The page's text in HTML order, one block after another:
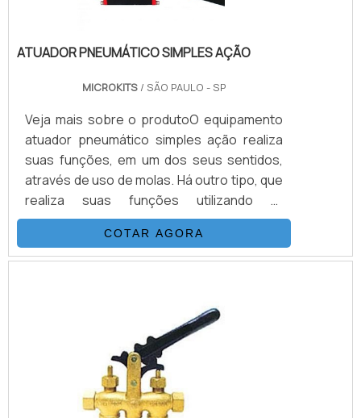
ATUADOR PNEUMÁTICO SIMPLES AÇÃO
MICROKITS/ SÃO PAULO - SP
Veja mais sobre o produtoO equipamento
atuador pneumático simples ação realiza
suas funções, em um dos seus sentidos,
através de uso de molas. Há outro tipo, que
realiza suas funções utilizando ar
comprimido que tem de vencer o torque da
válvula mais a força das molas. Quanto mais
as molas de ar comprimido necessitará
do atuador pneumático simples açãoO
atuador pneumático simples ação pode ser
usado em vários tip.
COTAR AGORA